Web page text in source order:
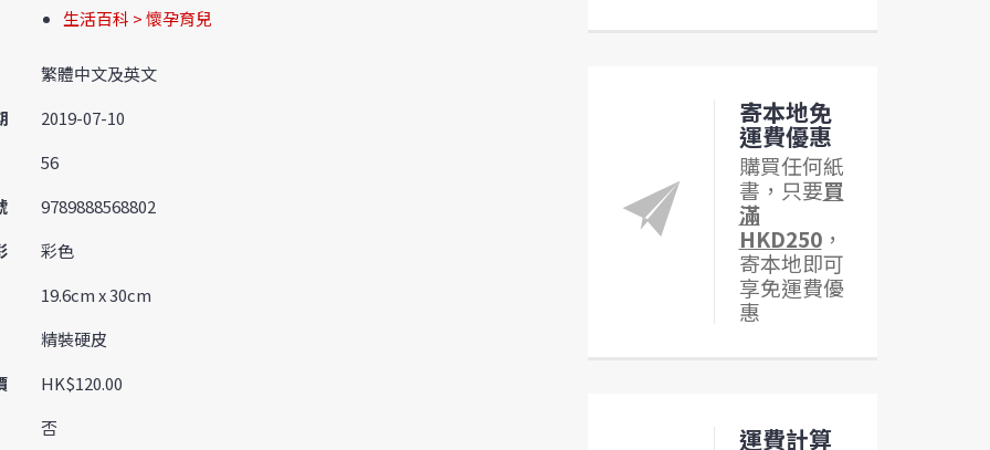
生活百科 > 懷孕育兒
繁體中文及英文
2019-07-10
56
9789888568802
彩色
19.6cm x 30cm
精裝硬皮
HK$120.00
否
寄本地免
運費優惠
購買任何紙
書，只要買
滿
HKD250，
寄本地即可
享免運費優
惠
運費計算